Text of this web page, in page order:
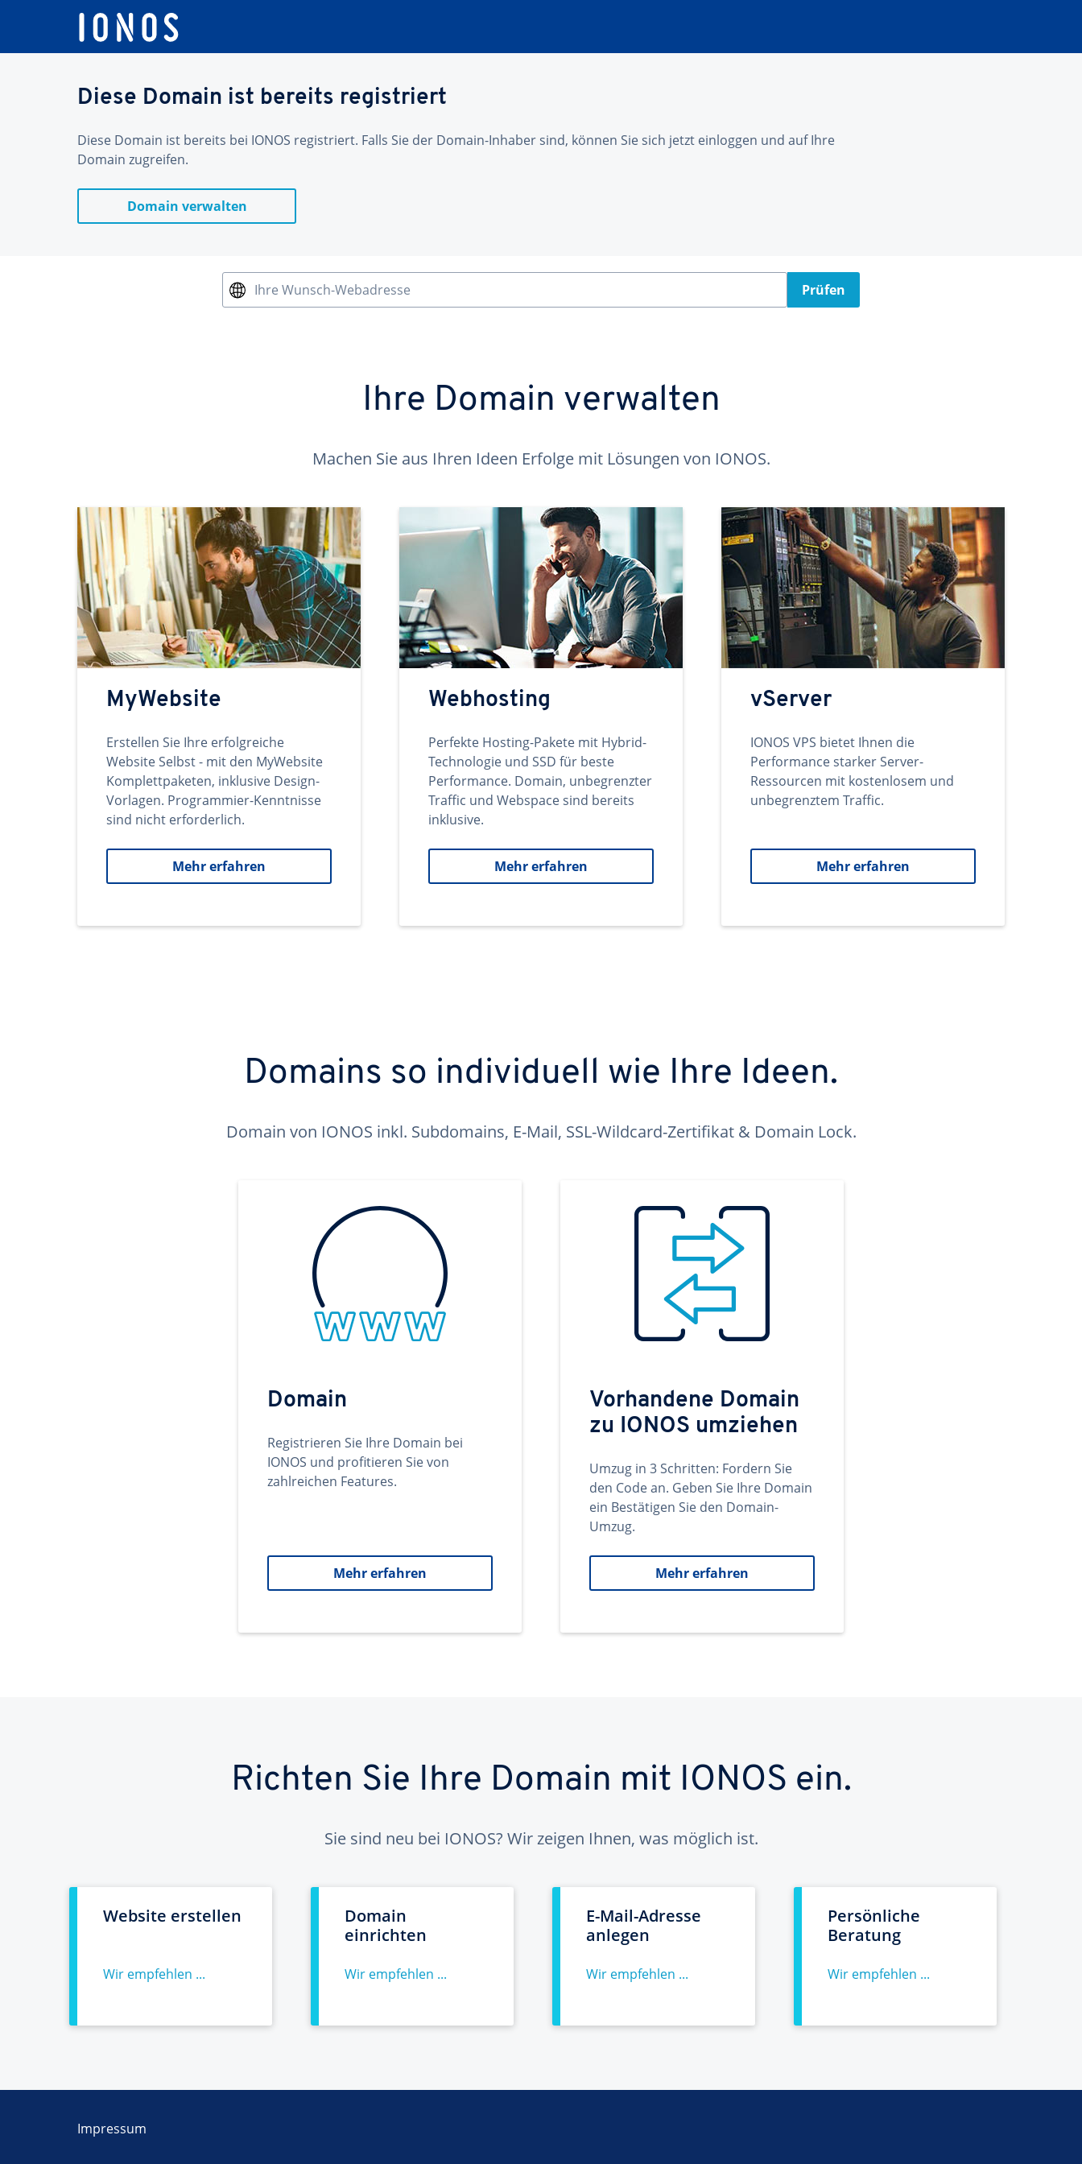
Diese Domain ist bereits registriert
Diese Domain ist bereits bei IONOS registriert. Falls Sie der Domain-Inhaber sind, können Sie sich jetzt einloggen und auf Ihre
Domain zugreifen.
Domain verwalten
Ihre Wunsch-Webadresse Prüfen
Ihre Domain verwalten
Machen Sie aus Ihren Ideen Erfolge mit Lösungen von IONOS.
MyWebsite
Erstellen Sie Ihre erfolgreiche
Website Selbst - mit den MyWebsite
Komplettpaketen, inklusive Design-
Vorlagen. Programmier-Kenntnisse
sind nicht erforderlich.
Mehr erfahren
Webhosting
Perfekte Hosting-Pakete mit Hybrid-
Technologie und SSD für beste
Performance. Domain, unbegrenzter
Traffic und Webspace sind bereits
inklusive.
Mehr erfahren
vServer
IONOS VPS bietet Ihnen die
Performance starker Server-
Ressourcen mit kostenlosem und
unbegrenztem Traffic.
Mehr erfahren
Domains so individuell wie Ihre Ideen.
Domain von IONOS inkl. Subdomains, E-Mail, SSL-Wildcard-Zertifikat & Domain Lock.
Domain
Registrieren Sie Ihre Domain bei
IONOS und profitieren Sie von
zahlreichen Features.
Mehr erfahren
Vorhandene Domain
zu IONOS umziehen
Umzug in 3 Schritten: Fordern Sie
den Code an. Geben Sie Ihre Domain
ein Bestätigen Sie den Domain-
Umzug.
Mehr erfahren
Richten Sie Ihre Domain mit IONOS ein.
Sie sind neu bei IONOS? Wir zeigen Ihnen, was möglich ist.
Website erstellen
Wir empfehlen ...
Domain
einrichten
Wir empfehlen ...
E-Mail-Adresse
anlegen
Wir empfehlen ...
Persönliche
Beratung
Wir empfehlen ...
Impressum